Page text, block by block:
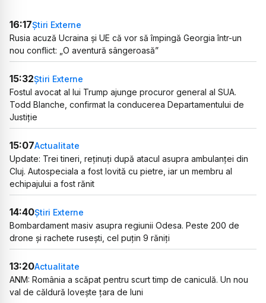
16:17Știri Externe
Rusia acuză Ucraina și UE că vor să împingă Georgia într-un
nou conflict: „O aventură sângeroasă”
15:32Știri Externe
Fostul avocat al lui Trump ajunge procuror general al SUA.
Todd Blanche, confirmat la conducerea Departamentului de
Justiție
15:07Actualitate
Update: Trei tineri, reținuți după atacul asupra ambulanței din
Cluj. Autospeciala a fost lovită cu pietre, iar un membru al
echipajului a fost rănit
14:40Știri Externe
Bombardament masiv asupra regiunii Odesa. Peste 200 de
drone și rachete rusești, cel puțin 9 răniți
13:20Actualitate
ANM: România a scăpat pentru scurt timp de caniculă. Un nou
val de căldură lovește țara de luni